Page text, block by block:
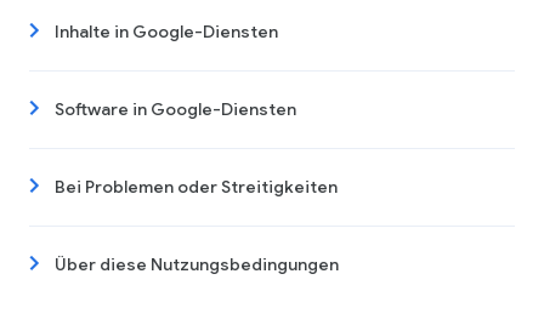
Inhalte in Google-Diensten
Software in Google-Diensten
Bei Problemen oder Streitigkeiten
Über diese Nutzungsbedingungen